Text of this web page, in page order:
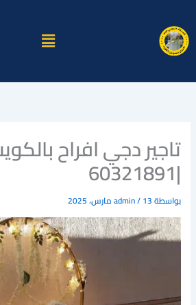
المحتوى
القائمة
تاجير دجي افراح
|60321891
بواسطة admin/13 مارس، 2025